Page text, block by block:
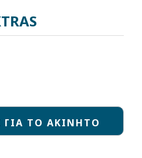
ΤΟ ΑΚΙΝΗΤΟ